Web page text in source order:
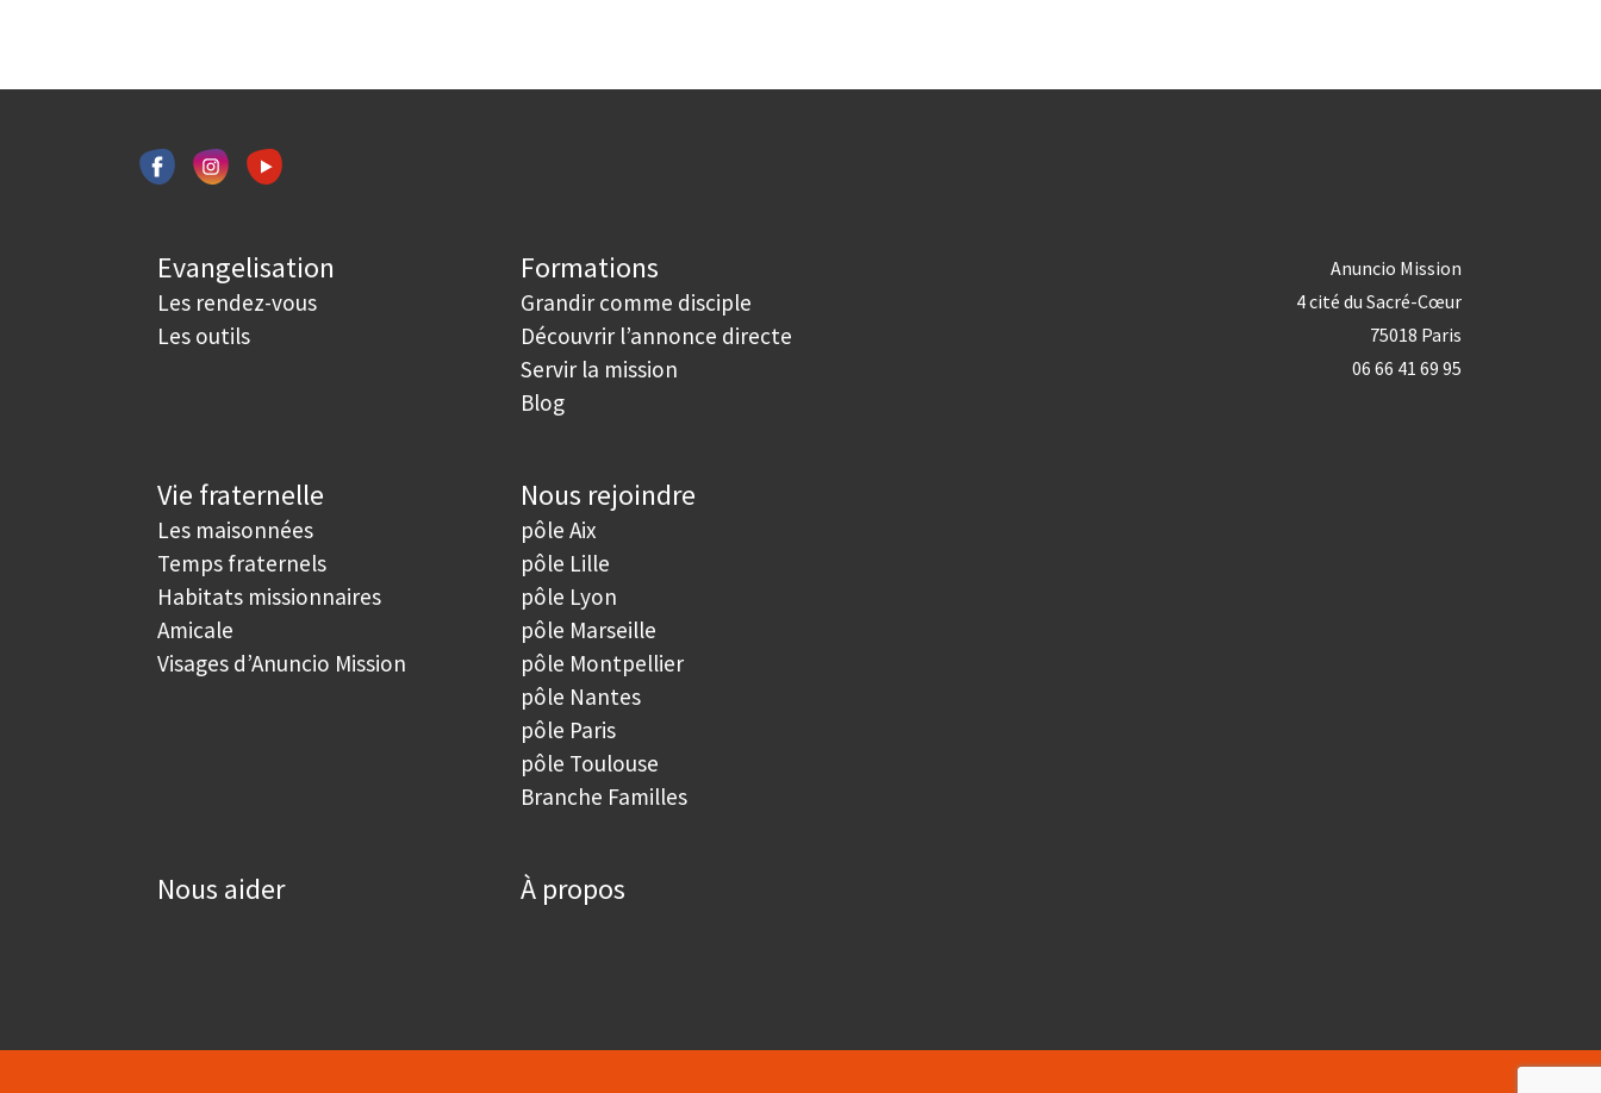
Evangelisation
Les rendez-vous
Les outils
Formations
Grandir comme disciple
Découvrir l’annonce directe
Servir la mission
Blog
Vie fraternelle
Les maisonnées
Temps fraternels
Habitats missionnaires
Amicale
Visages d’Anuncio Mission
Nous rejoindre
pôle Aix
pôle Lille
pôle Lyon
pôle Marseille
pôle Montpellier
pôle Nantes
pôle Paris
pôle Toulouse
Branche Familles
Nous aider À propos
Anuncio Mission
4 cité du Sacré-Cœur
75018 Paris
06 66 41 69 95